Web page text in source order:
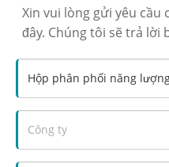
Xin vui lòng gửi yêu
đây. Chúng tôi sẽ trả lời